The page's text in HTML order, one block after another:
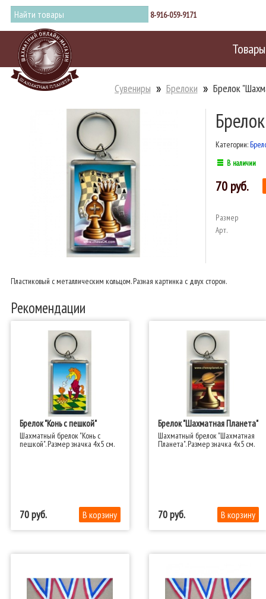
8-916-059-9171
Товары
Сувениры Брелоки Брелок
Категории:
В наличии
70
Размер
Арт.
Пластиковый с металлическим кольцом. Разная картинка с двух сторон.
Рекомендации
Брелок "Конь с пешкой"
Шахматный брелок "Конь с
пешкой". Размер значка 4x5 см.​
70
Брелок "Шахматная Планета"
Шахматный брелок "Шахматная
Планета". Размер значка 4x5 см.​
70